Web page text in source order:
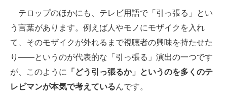
テロップのほかにも、テレビ用語で「引っ張る」とい
う言葉があります。例えば人やモノにモザイクを入れ
て、そのモザイクが外れるまで視聴者の興味を持たせた
り――というのが代表的な「引っ張る」演出の一つです
が、このように
「どう引っ張るか」というのを多くのテ
レビマンが本気で考えているんです。